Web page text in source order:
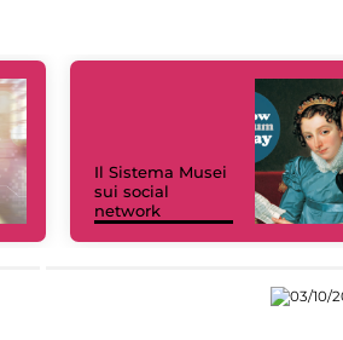
Il Sistema Musei
sui social
network